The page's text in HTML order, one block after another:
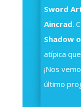
Sword
Aincrad.
Shadow
atípica
¡Nos
último